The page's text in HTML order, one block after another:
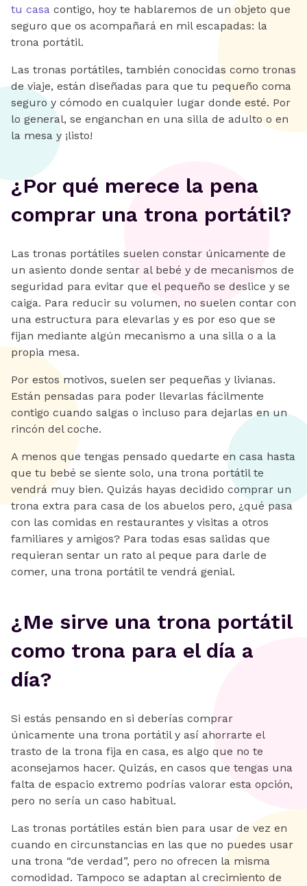
tu casa contigo, hoy te hablaremos de un objeto que
seguro que os acompañará en mil escapadas: la
trona portátil.
Las tronas portátiles, también conocidas como tronas
de viaje, están diseñadas para que tu pequeño coma
seguro y cómodo en cualquier lugar donde esté. Por
lo general, se enganchan en una silla de adulto o en
la mesa y ¡listo!
¿Por qué merece la pena
comprar una trona portátil?
Las tronas portátiles suelen constar únicamente de
un asiento donde sentar al bebé y de mecanismos de
seguridad para evitar que el pequeño se deslice y se
caiga. Para reducir su volumen, no suelen contar con
una estructura para elevarlas y es por eso que se
fijan mediante algún mecanismo a una silla o a la
propia mesa.
Por estos motivos, suelen ser pequeñas y livianas.
Están pensadas para poder llevarlas fácilmente
contigo cuando salgas o incluso para dejarlas en un
rincón del coche.
A menos que tengas pensado quedarte en casa hasta
que tu bebé se siente solo, una trona portátil te
vendrá muy bien. Quizás hayas decidido comprar un
trona extra para casa de los abuelos pero, ¿qué pasa
con las comidas en restaurantes y visitas a otros
familiares y amigos? Para todas esas salidas que
requieran sentar un rato al peque para darle de
comer, una trona portátil te vendrá genial.
¿Me sirve una trona portátil
como trona para el día a
día?
Si estás pensando en si deberías comprar
únicamente una trona portátil y así ahorrarte el
trasto de la trona fija en casa, es algo que no te
aconsejamos hacer. Quizás, en casos que tengas una
falta de espacio extremo podrías valorar esta opción,
pero no sería un caso habitual.
Las tronas portátiles están bien para usar de vez en
cuando en circunstancias en las que no puedes usar
una trona “de verdad”, pero no ofrecen la misma
comodidad. Tampoco se adaptan al crecimiento de